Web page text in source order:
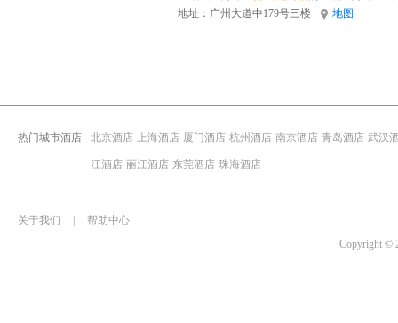
地址： 广州大道中179号三楼 地图
热门城市酒店 北京酒店 上海酒店 厦门酒店 杭州酒店 南京酒店 青岛酒店 武汉
江酒店 丽江酒店 东莞酒店 珠海酒店
关于我们
帮助中心
Copyright ©